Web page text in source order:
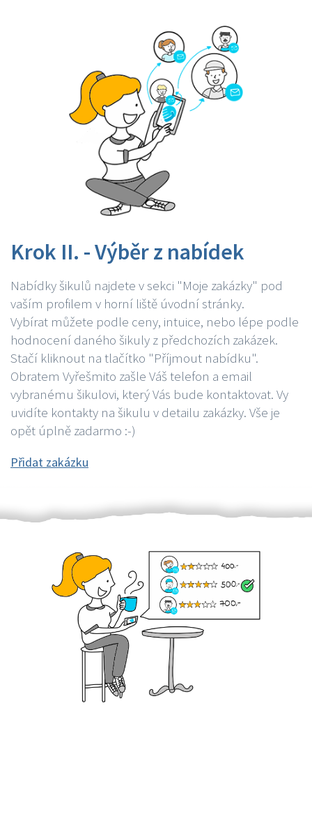
Krok II. - Výběr z nabídek
Nabídky šikulů najdete v sekci "Moje zakázky" pod
vaším profilem v horní liště úvodní stránky.
Vybírat můžete podle ceny, intuice, nebo lépe podle
hodnocení daného šikuly z předchozích zakázek.
Stačí kliknout na tlačítko "Příjmout nabídku".
Obratem Vyřešmito zašle Váš telefon a email
vybranému šikulovi, který Vás bude kontaktovat. Vy
uvidíte kontakty na šikulu v detailu zakázky. Vše je
opět úplně zadarmo :-)
Přidat zakázku